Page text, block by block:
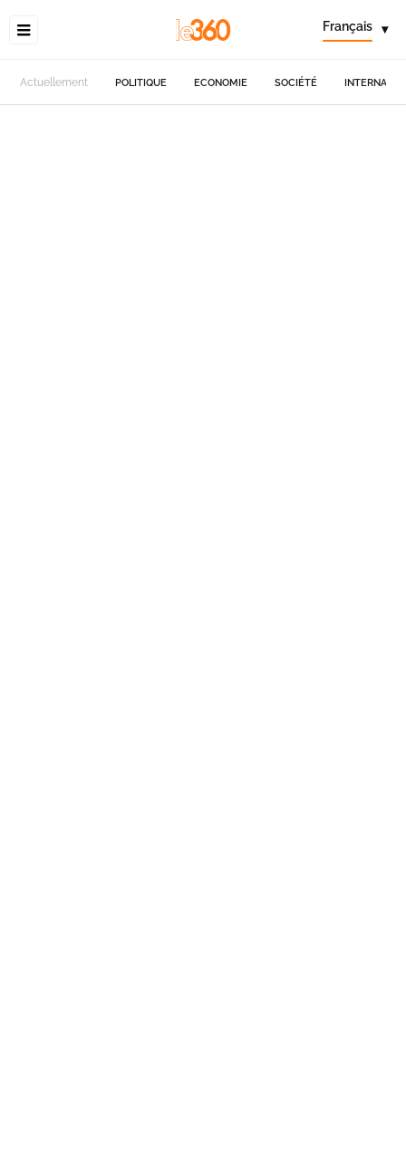
Français ▾
Actuellement POLITIQUE ECONOMIE SOCIÉTÉ